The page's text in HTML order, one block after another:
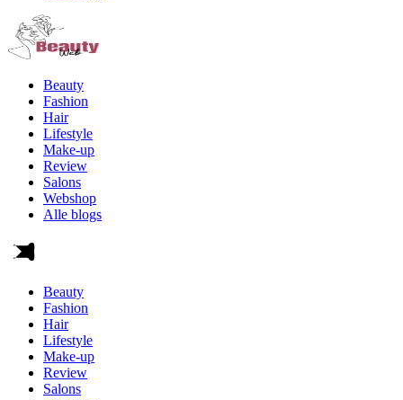
Beauty
Fashion
Hair
Lifestyle
Make-up
Review
Salons
Webshop
Alle blogs
Beauty
Fashion
Hair
Lifestyle
Make-up
Review
Salons